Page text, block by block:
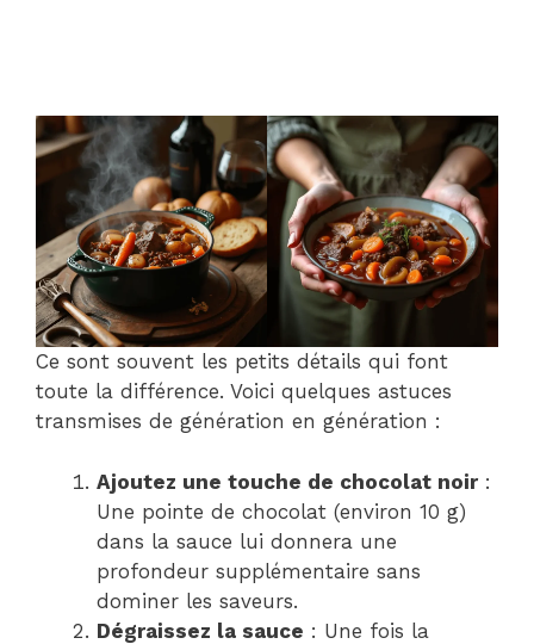
Ce sont souvent les petits détails qui font
toute la différence. Voici quelques astuces
transmises de génération en génération :
Ajoutez une touche de chocolat noir:
Une pointe de chocolat (environ 10 g)
dans la sauce lui donnera une
profondeur supplémentaire sans
dominer les saveurs.
Dégraissez la sauce : Une fois la